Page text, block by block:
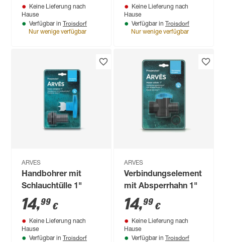
Keine Lieferung nach
Hause
Verfügbar in Troisdorf
Nur wenige verfügbar
Keine Lieferung nach
Hause
Verfügbar in Troisdorf
Nur wenige verfügbar
ARVES
Handbohrer mit
Schlauchtülle 1"
14,99 €
Keine Lieferung nach
Hause
Verfügbar in Troisdorf
ARVES
Verbindungselement
mit Absperrhahn 1"
14,99 €
Keine Lieferung nach
Hause
Verfügbar in Troisdorf